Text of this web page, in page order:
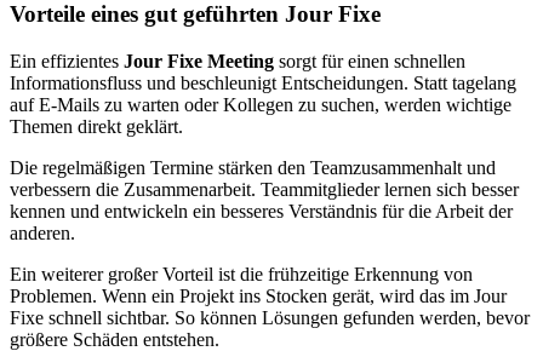
Vorteile eines gut geführten Jour Fixe
Ein effizientes Jour Fixe Meeting sorgt für einen schnellen
Informationsfluss und beschleunigt Entscheidungen. Statt tagelang
auf E-Mails zu warten oder Kollegen zu suchen, werden wichtige
Themen direkt geklärt.
Die regelmäßigen Termine stärken den Teamzusammenhalt und
verbessern die Zusammenarbeit. Teammitglieder lernen sich besser
kennen und entwickeln ein besseres Verständnis für die Arbeit der
anderen.
Ein weiterer großer Vorteil ist die frühzeitige Erkennung von
Problemen. Wenn ein Projekt ins Stocken gerät, wird das im Jour
Fixe schnell sichtbar. So können Lösungen gefunden werden, bevor
größere Schäden entstehen.